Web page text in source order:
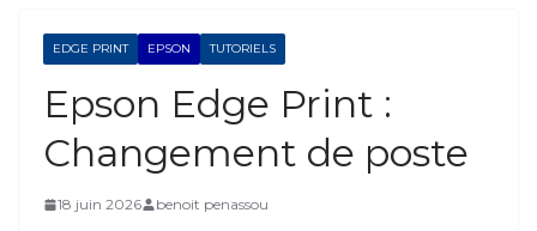
EDGE PRINT EPSON TUTORIELS
Epson Edge Print :
Changement de poste
18 juin 2026 benoit penassou